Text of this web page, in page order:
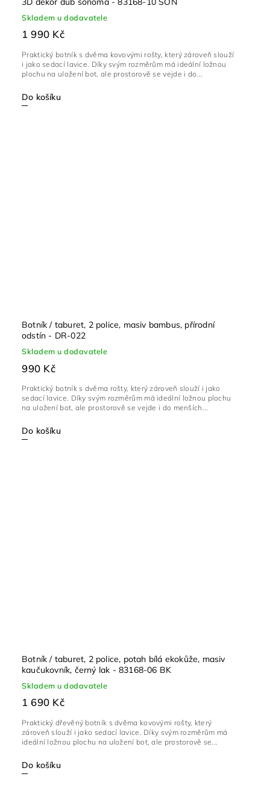
Skladem u dodavatele
1 990 Kč
Do košíku
Praktický botník s dvěma kovovými rošty, který zároveň slouží
i jako sedací lavice. Díky svým rozměrům má ideální ložnou
plochu na uložení bot, ale prostorově se vejde i do...
Botník / taburet, 2 police, masiv bambus, přírodní
odstín - DR-022
Skladem u dodavatele
990 Kč
Do košíku
Praktický botník s dvěma rošty, který zároveň slouží i jako
sedací lavice. Díky svým rozměrům má ideální ložnou plochu
na uložení bot, ale prostorově se vejde i do menších...
Botník / taburet, 2 police, potah bílá ekokůže, masiv
kaučukovník, černý lak - 83168-06 BK
Skladem u dodavatele
1 690 Kč
Do košíku
Praktický dřevěný botník s dvěma kovovými rošty, který
zároveň slouží i jako sedací lavice. Díky svým rozměrům má
ideální ložnou plochu na uložení bot, ale prostorově se...